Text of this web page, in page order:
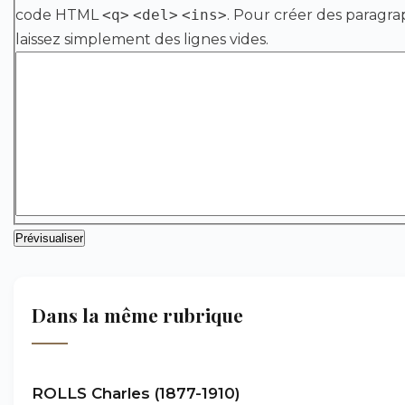
code HTML<q> <del> <ins>. Pour créer des
laissez simplement des lignes vides.
Dans la même rubrique
ROLLS Charles (1877-1910)